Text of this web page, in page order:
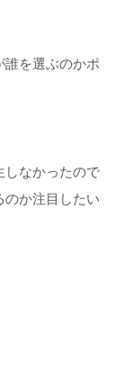
誰を選ぶのかポ
しなかったので
のか注目したい